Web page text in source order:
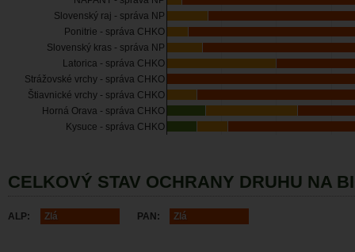
Slovenský raj - správa NP
Ponitrie - správa CHKO
Slovenský kras - správa NP
Latorica - správa CHKO
Strážovské vrchy - správa CHKO
Štiavnické vrchy - správa CHKO
Horná Orava - správa CHKO
Kysuce - správa CHKO
CELKOVÝ STAV OCHRANY DRUHU NA
ALP: Zlá PAN: Zlá